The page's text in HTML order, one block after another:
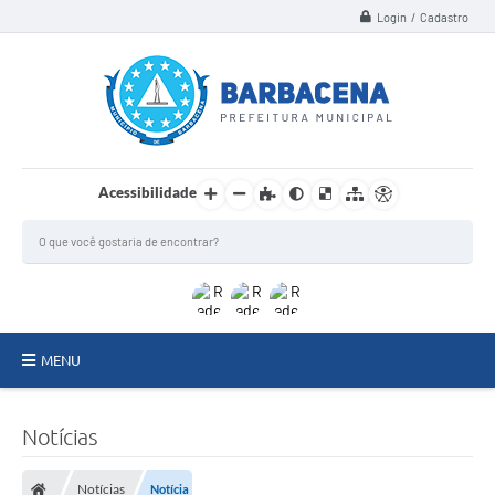
Login / Cadastro
Acessibilidade
MENU
Notícias
Notícias Notícia